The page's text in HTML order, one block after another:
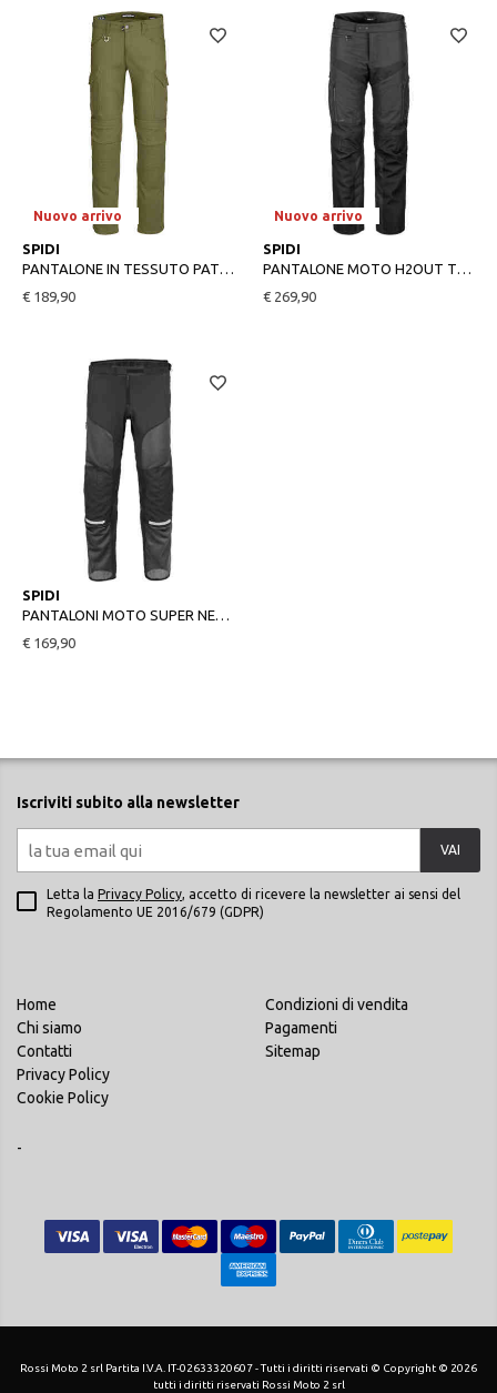
Nuovo arrivo
32
SPIDI
€ 189,90
Nuovo arrivo
M
SPIDI
€ 269,90
XL
SPIDI
PANTALONI MOTO SUPER NET PANTS NERO
€ 169,90
Iscriviti subito alla newsletter
VAI
Letta la Privacy Policy, accetto di ricevere la newsletter ai sensi del
Regolamento UE 2016/679 (GDPR)
Home
Chi siamo
Contatti
Privacy Policy
Cookie Policy
Condizioni di vendita
Pagamenti
Sitemap
-
Rossi Moto 2 srl Partita I.V.A. IT-02633320607 - Tutti i diritti riservati © Copyright © 2026
tutti i diritti riservati Rossi Moto 2 srl